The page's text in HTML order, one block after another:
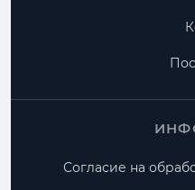
Согласие на